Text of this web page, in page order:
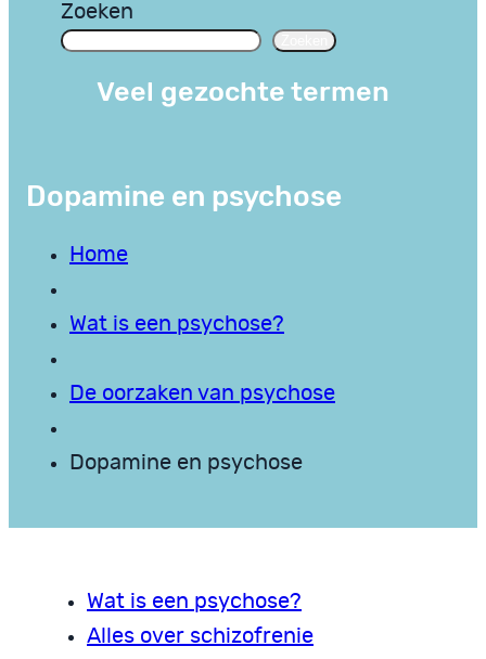
Zoeken
Veel gezochte termen
Dopamine en psychose
Home
Wat is een psychose?
De oorzaken van psychose
Dopamine en psychose
Wat is een psychose?
Alles over schizofrenie